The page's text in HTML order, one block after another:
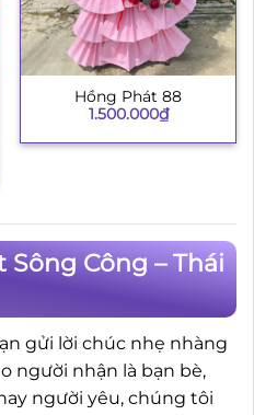
Hồng Phát 88
1.500.000₫
Công – Thái
gửi lời chúc nhẹ nhàng
người nhận là bạn bè,
người yêu, chúng tôi